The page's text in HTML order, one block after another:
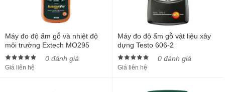
Máy đo độ ẩm gỗ và nhiệt độ
môi trường Extech MO295
0 đánh giá
Giá liên hệ
Máy đo độ ẩm gỗ vật liệu xây
dựng Testo 606-2
0 đánh giá
Giá liên hệ